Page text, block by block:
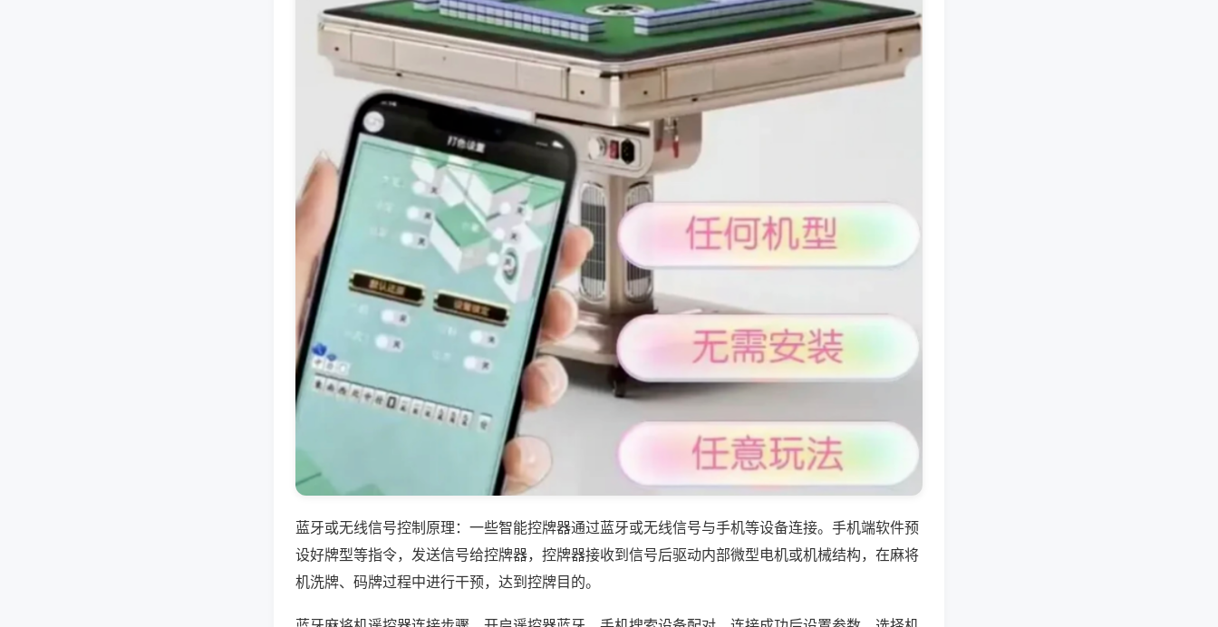
蓝牙或无线信号控制原理：一些智能控牌器通过蓝牙或无线信号与手机等设备连接。手机端软件预
设好牌型等指令，发送信号给控牌器，控牌器接收到信号后驱动内部微型电机或机械结构，在麻将
机洗牌、码牌过程中进行干预，达到控牌目的。